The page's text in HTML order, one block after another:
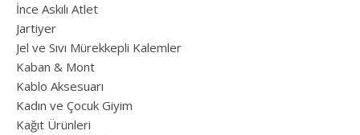
İnce Askılı Atlet
Jartiyer
Jel ve Sıvı Mürekkepli Kalemler
Kaban & Mont
Kablo Aksesuarı
Kadın ve Çocuk Giyim
Kağıt Ürünleri